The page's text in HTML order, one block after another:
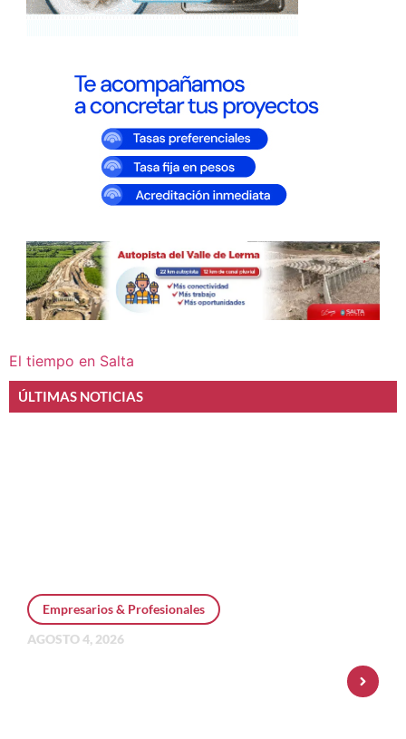
El tiempo en Salta
ÚLTIMAS NOTICIAS
Empresarios & Profesionales
AGOSTO 4, 2026